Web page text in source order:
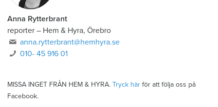
Anna Rytterbrant
reporter – Hem & Hyra, Örebro
anna.rytterbrant@hemhyra.se
010- 45 916 01
MISSA INGET FRÅN HEM & HYRA. Tryck här för att följa oss på
Facebook.